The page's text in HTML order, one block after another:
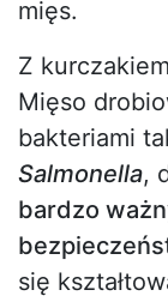
mięs.
Z
Mięso
bakteriami
Salmonella,
bardzo
się